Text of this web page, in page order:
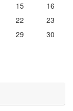
15
16
22
23
29
30